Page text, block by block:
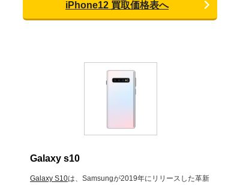
iPhone12 買取価格表へ
Galaxy s10
Galaxy S10は、Samsungが2019年にリリースした革新